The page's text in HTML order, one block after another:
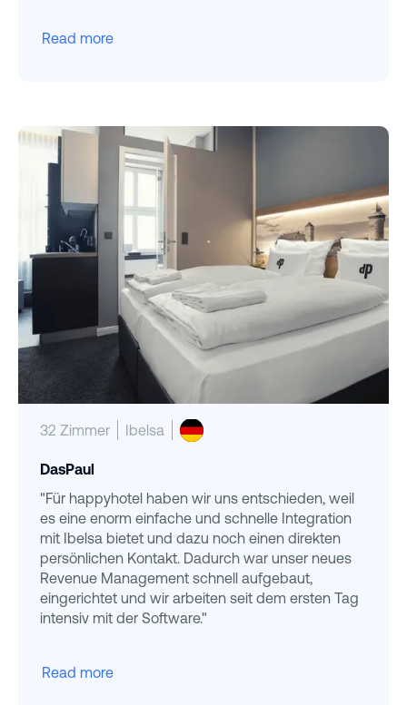
Read more
32 Zimmer Ibelsa
DasPaul
"Für happyhotel haben wir uns entschieden, weil
es eine enorm einfache und schnelle Integration
mit Ibelsa bietet und dazu noch einen direkten
persönlichen Kontakt. Dadurch war unser neues
Revenue Management schnell aufgebaut,
eingerichtet und wir arbeiten seit dem ersten Tag
intensiv mit der Software."
Read more